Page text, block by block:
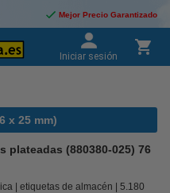
Mejor Precio Garantizado
Iniciar sesión
x 25 mm)
plateadas (880380-025) 76
etiquetas de almacén
5.180